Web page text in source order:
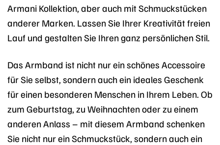
Armani Kollektion, aber auch mit Schmuckstücken
anderer Marken. Lassen Sie Ihrer Kreativität freien
Lauf und gestalten Sie Ihren ganz persönlichen Stil.
Das Armband ist nicht nur ein schönes Accessoire
für Sie selbst, sondern auch ein ideales Geschenk
für einen besonderen Menschen in Ihrem Leben. Ob
zum Geburtstag, zu Weihnachten oder zu einem
anderen Anlass – mit diesem Armband schenken
Sie nicht nur ein Schmuckstück, sondern auch ein